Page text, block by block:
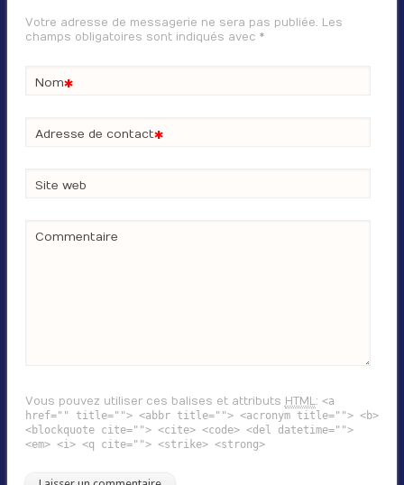
Votre adresse de messagerie ne sera pas publiée. Les
champs obligatoires sont indiqués avec *
Nom*
Adresse de contact*
Site web
Commentaire
Vous pouvez utiliser ces balises et attributs HTML : <a
href="" title=""> <abbr title=""> <acronym title=""> <b>
<blockquote cite=""> <cite> <code> <del datetime="">
<em> <i> <q cite=""> <strike> <strong>